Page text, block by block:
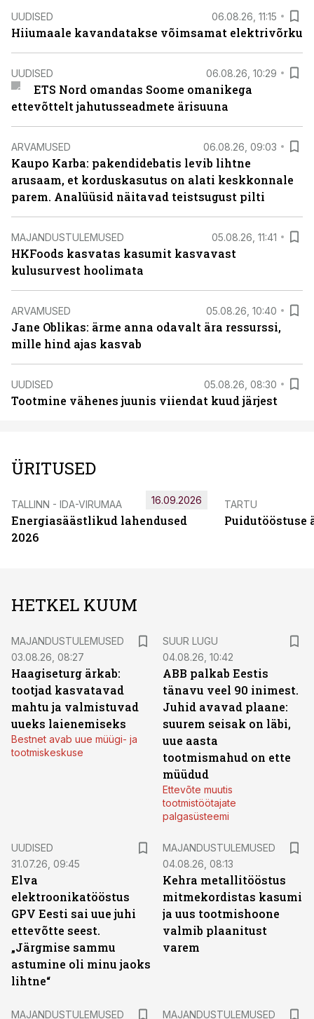
UUDISED 06.08.26, 11:15
Hiiumaale kavandatakse võimsamat elektrivõrku
UUDISED 06.08.26, 10:29
ETS Nord omandas Soome omanikega
ettevõttelt jahutusseadmete ärisuuna
ARVAMUSED 06.08.26, 09:03
Kaupo Karba: pakendidebatis levib lihtne
arusaam, et korduskasutus on alati keskkonnale
parem. Analüüsid näitavad teistsugust pilti
MAJANDUSTULEMUSED 05.08.26, 11:41
HKFoods kasvatas kasumit kasvavast
kulusurvest hoolimata
ARVAMUSED 05.08.26, 10:40
Jane Oblikas: ärme anna odavalt ära ressurssi,
mille hind ajas kasvab
UUDISED 05.08.26, 08:30
Tootmine vähenes juunis viiendat kuud järjest
ÜRITUSED
TALLINN - IDA-VIRUMAA
Energiasäästlikud lahendused
2026
16.09.2026 TARTU
Puidutööstuse
HETKEL KUUM
MAJANDUSTULEMUSED
03.08.26, 08:27
Haagiseturg ärkab:
tootjad kasvatavad
mahtu ja valmistuvad
uueks laienemiseks
Bestnet avab uue müügi- ja
tootmiskeskuse
SUUR LUGU
04.08.26, 10:42
ABB palkab Eestis
tänavu veel 90 inimest.
Juhid avavad plaane:
suurem seisak on läbi,
uue aasta
tootmismahud on ette
müüdud
Ettevõte muutis
tootmistöötajate
palgasüsteemi
UUDISED
31.07.26, 09:45
Elva
elektroonikatööstus
GPV Eesti sai uue juhi
ettevõtte seest.
„Järgmise sammu
astumine oli minu jaoks
lihtne“
MAJANDUSTULEMUSED
04.08.26, 08:13
Kehra metallitööstus
mitmekordistas kasumi
ja uus tootmishoone
valmib plaanitust
varem
MAJANDUSTULEMUSED MAJANDUSTULEMUSED